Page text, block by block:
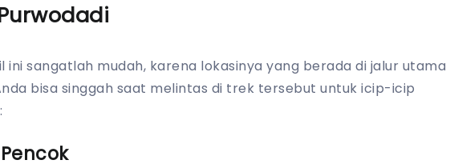
ini sangatlah mudah, karena lokasinya yang berada di jalur utama
bisa singgah saat melintas di trek tersebut untuk icip-icip